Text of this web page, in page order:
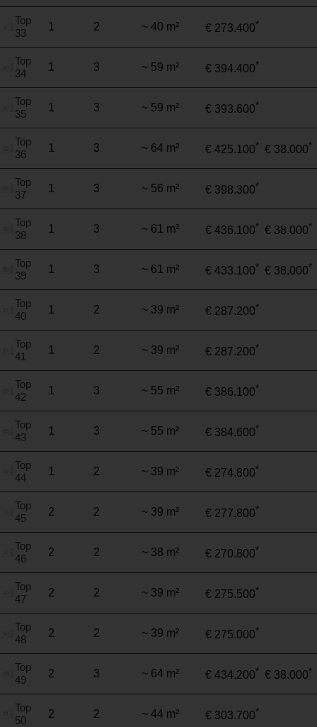
Top
33
1 2 ~ 40 m² € 273.400*
Top
34
1 3 ~ 59 m² € 394.400*
Top
35
1 3 ~ 59 m² € 393.600*
Top
36
1 3 ~ 64 m² € 425.100* € 38.000*
Top
37
1 3 ~ 56 m² € 398.300*
Top
38
1 3 ~ 61 m² € 436.100* € 38.000*
Top
39
1 3 ~ 61 m² € 433.100* € 38.000*
Top
40
1 2 ~ 39 m² € 287.200*
Top
41
1 2 ~ 39 m² € 287.200*
Top
42
1 3 ~ 55 m² € 386.100*
Top
43
1 3 ~ 55 m² € 384.600*
Top
44
1 2 ~ 39 m² € 274.800*
Top
45
2 2 ~ 39 m² € 277.800*
Top
46
2 2 ~ 38 m² € 270.800*
Top
47
2 2 ~ 39 m² € 275.500*
Top
48
2 2 ~ 39 m² € 275.000*
Top
49
2 3 ~ 64 m² € 434.200* € 38.000*
Top
50
2 2 ~ 44 m² € 303.700*